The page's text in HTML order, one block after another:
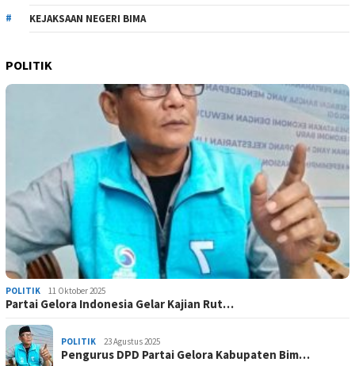
KEJAKSAAN NEGERI BIMA
POLITIK
POLITIK 11 Oktober 2025
Partai Gelora Indonesia Gelar Kajian Rut…
POLITIK 23 Agustus 2025
Pengurus DPD Partai Gelora Kabupaten Bim…